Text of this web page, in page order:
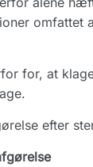
omfattet
for, at
efter